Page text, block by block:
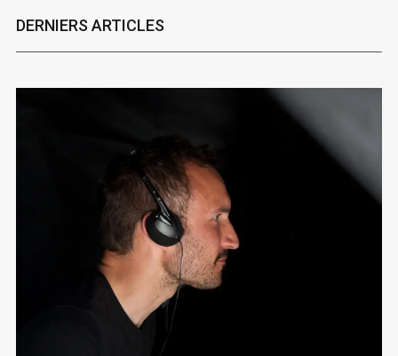
DERNIERS ARTICLES